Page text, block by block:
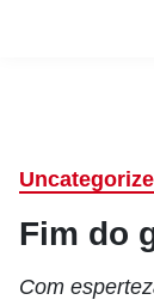
Fim do
Com